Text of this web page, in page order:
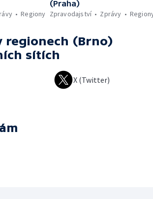
Regiony
(Praha)
Zpravodajství
Zprávy
regionech (Brno)
sítích
X (Twitter)